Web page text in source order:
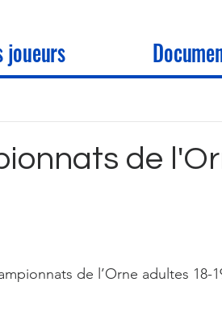
joueurs
de
de l’Orne adultes 18-